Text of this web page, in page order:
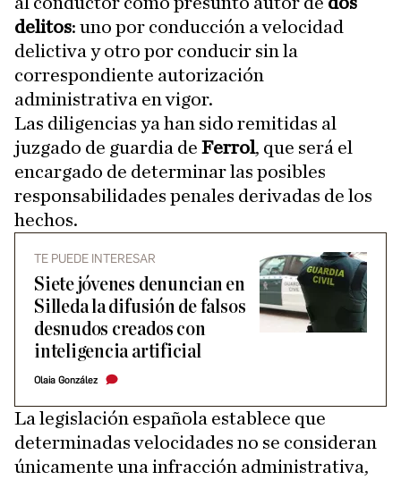
delitos: uno por conducción a velocidad
delictiva y otro por conducir sin la
correspondiente autorización
administrativa en vigor.
Las diligencias ya han sido remitidas al
juzgado de guardia de Ferrol, que será el
encargado de determinar las posibles
responsabilidades penales derivadas de los
hechos.
TE PUEDE INTERESAR
Siete jóvenes denuncian en
Silleda la difusión de falsos
desnudos creados con
inteligencia artificial
Olaia González
La legislación española establece que
determinadas velocidades no se consideran
únicamente una infracción administrativa,